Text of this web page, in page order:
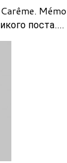
поста....